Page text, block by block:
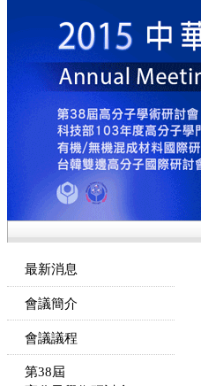
最新消息
會議簡介
會議議程
第38屆